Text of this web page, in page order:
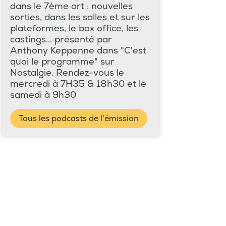
dans le 7ème art : nouvelles
sorties, dans les salles et sur les
plateformes, le box office, les
castings... présenté par
Anthony Keppenne dans "C'est
quoi le programme" sur
Nostalgie. Rendez-vous le
mercredi à 7H35 & 18h30 et le
samedi à 9h30
Tous les podcasts de l'émission